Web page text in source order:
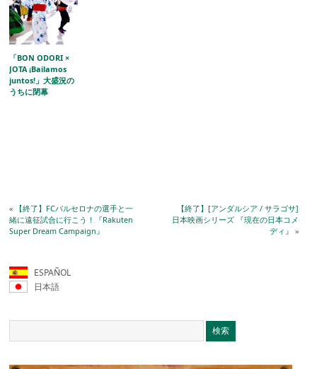
「BON ODORI ×
JOTA ¡Bailamos
juntos!」大盛況の
うちに閉幕
« 【終了】FCバルセロナの選手と一
緒に遠征試合に行こう！『Rakuten
Super Dream Campaign』
【終了】[アンダルシア / サラゴサ]
日本映画シリーズ 『現在の日本コメ
ディ』 »
ESPAÑOL
日本語